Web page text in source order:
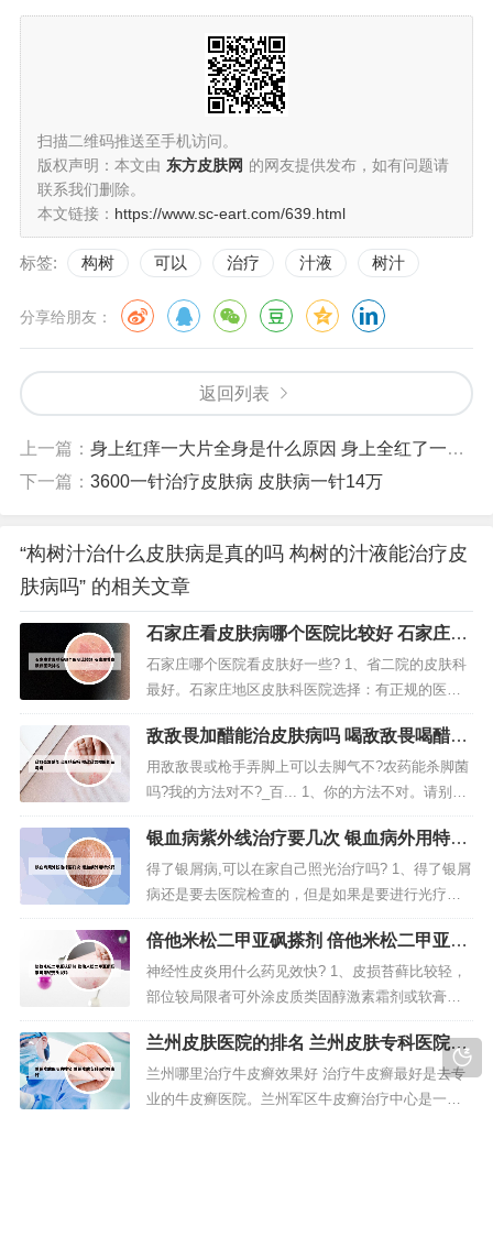
扫描二维码推送至手机访问。
版权声明：本文由 东方皮肤网 的网友提供发布，如有问题请
联系我们删除。
本文链接： https://www.sc-eart.com/639.html
标签: 构树 可以 治疗 汁液 树汁
分享给朋友：
返回列表
上一篇： 身上红痒一大片全身是什么原因 身上全红了一片还痒
下一篇： 3600一针治疗皮肤病 皮肤病一针14万
“构树汁治什么皮肤病是真的吗 构树的汁液能治疗皮
肤病吗” 的相关文章
石家庄看皮肤病哪个医院比较好 石家庄看
皮肤病医院排名
石家庄哪个医院看皮肤好一些? 1、省二院的皮肤科
最好。石家庄地区皮肤科医院选择：有正规的医疗
资质：石家庄地区皮肤病治疗医院众多，但是部分
莆田系医院缺乏正规的医资力量，无法给患者提供
有保障的治疗，此类医院是不值得信赖的，患者在
选择的时候一定要避免。2、石家庄最好的治疗皮肤
病的医院应该就是【石家庄博大皮...
敌敌畏加醋能治皮肤病吗 喝敌敌畏喝醋能
解毒吗
用敌敌畏或枪手弄脚上可以去脚气不?农药能杀脚菌
吗?我的方法对不?_百... 1、你的方法不对。请别使
用农药一类往自己身上弄。是药三分毒，更别说农
药了。 脚气（脚臭）是由于身体的小汗腺分泌旺
盛，汗腺分泌物在细菌、霉菌分解下产生秽臭。出
汗促使细菌容易繁殖，因此脚臭常与多汗症伴发。
2、有很多可以，三氯异...
银血病紫外线治疗要几次 银血病外用特效
药
得了银屑病,可以在家自己照光治疗吗? 1、得了银屑
病还是要去医院检查的，但是如果是要进行光疗的
话，其实还是自己购买光疗仪器在家中进行比较
好。毕竟医院人多，也忙，很难对每个患者都顾及
周全，再加上路费、医疗费等花费也更大，还不太
利于隐私保护。2、可以的，不管银屑病、白癜风等
等都可以，而且他们的感觉真的挺...
倍他米松二甲亚砜搽剂 倍他米松二甲亚砜
搽剂可用斑秃头发吗
神经性皮炎用什么药见效快? 1、皮损苔藓比较轻，
部位较局限者可外涂皮质类固醇激素霜剂或软膏，
或0.5%氟氢可的松二甲亚砜，可用10%松馏油酊、
（2）皮损苔藓化明显或皮肤呈革样化者，可选用下
法：①10%黑豆馏油软膏、去炎松尿素乳膏。2、可
选用抗组胺类药物、钙剂等对症止痒，辅以维生素B
兰州皮肤医院的排名 兰州皮肤专科医院哪
家好
兰州哪里治疗牛皮癣效果好 治疗牛皮癣最好是去专
业的牛皮癣医院。兰州军区牛皮癣治疗中心是一家